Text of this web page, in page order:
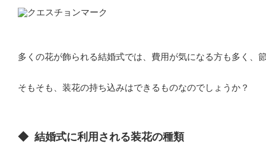
多くの花が飾られる結婚式では、費用が気になる方も多く
そもそも、装花の持ち込みはできるものなのでしょうか？
◆ 結婚式に利用される装花の種類